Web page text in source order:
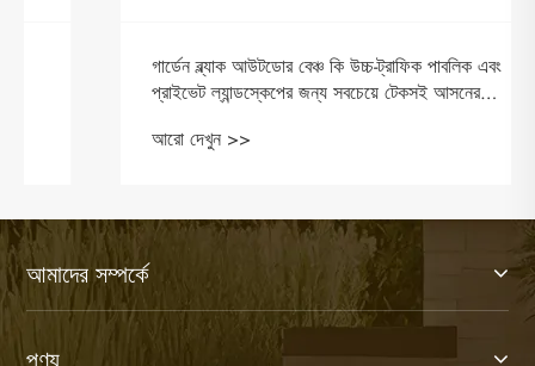
গার্ডেন ব্ল্যাক আউটডোর বেঞ্চ কি উচ্চ-ট্রাফিক পাবলিক এবং
প্রাইভেট ল্যান্ডস্কেপের জন্য সবচেয়ে টেকসই আসনের
আরো দেখুন >>
আমাদের সম্পর্কে